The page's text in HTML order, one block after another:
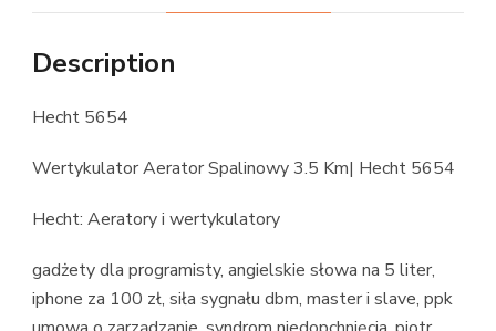
Description
Hecht 5654
Wertykulator Aerator Spalinowy 3.5 Km| Hecht 5654
Hecht: Aeratory i wertykulatory
gadżety dla programisty, angielskie słowa na 5 liter,
iphone za 100 zł, siła sygnału dbm, master i slave, ppk